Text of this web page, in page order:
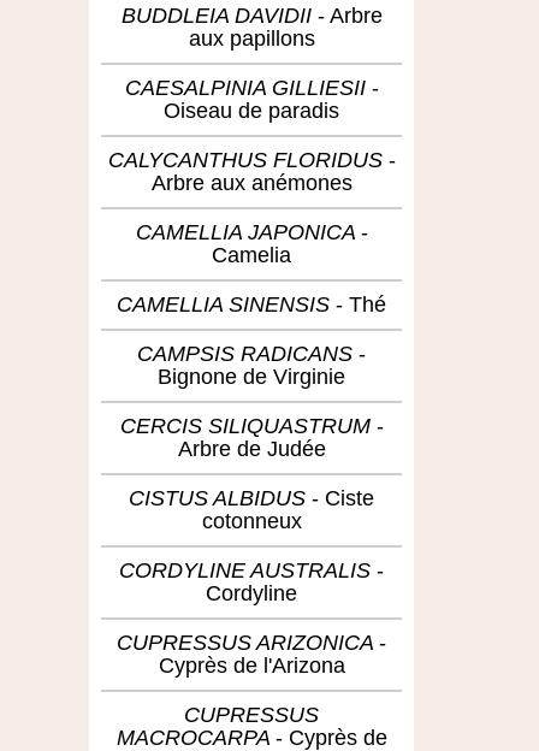
BUDDLEIA DAVIDII Arbre
aux papillons
CAESALPINIA GILLIESII
Oiseau de paradis
CALYCANTHUS FLORIDUS
Arbre aux anémones
CAMELLIA JAPONICA
Camelia
CAMELLIA SINENSIS Thé
CAMPSIS RADICANS
Bignone de Virginie
CERCIS SILIQUASTRUM
Arbre de Judée
CISTUS ALBIDUS
Ciste
cotonneux
CORDYLINE AUSTRALIS
Cordyline
CUPRESSUS ARIZONICA
Cyprès de l'Arizona
CUPRESSUS
MACROCARPA Cyprès de